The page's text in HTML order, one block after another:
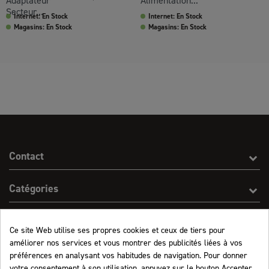
Secteur...
Internet: En Stock
Magasins: En Stock
Internet: En Stock
Magasins: En Stock
Contact
Catégories
Informations
Ce site Web utilise ses propres cookies et ceux de tiers pour
améliorer nos services et vous montrer des publicités liées à vos
préférences en analysant vos habitudes de navigation. Pour donner